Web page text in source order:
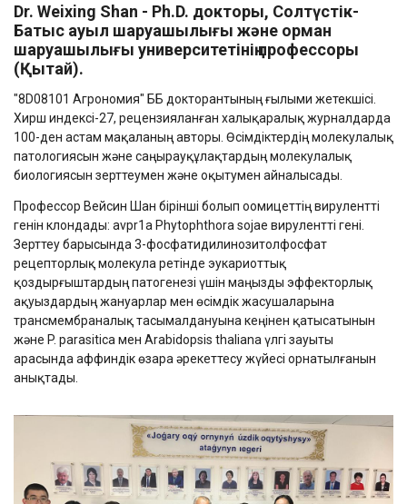
Dr. Weixing Shan - Ph.D. докторы, Солтүстік-
Батыс ауыл шаруашылығы және орман
шаруашылығы университетінің профессоры
(Қытай).
"8D08101 Агрономия" ББ докторантының ғылыми жетекшісі.
Хирш индексі-27, рецензияланған халықаралық журналдарда
100-ден астам мақаланың авторы. Өсімдіктердің молекулалық
патологиясын және саңырауқұлақтардың молекулалық
биологиясын зерттеумен және оқытумен айналысады.
Профессор Вейсин Шан бірінші болып оомицеттің вирулентті
генін клондады: avpr1a Phytophthora sojae вирулентті гені.
Зерттеу барысында 3-фосфатидилинозитолфосфат
рецепторлық молекула ретінде эукариоттық
қоздырғыштардың патогенезі үшін маңызды эффекторлық
ақуыздардың жануарлар мен өсімдік жасушаларына
трансмембраналық тасымалдануына кеңінен қатысатынын
және P. parasitica мен Arabidopsis thaliana үлгі зауыты
арасында аффиндік өзара әрекеттесу жүйесі орнатылғанын
анықтады.